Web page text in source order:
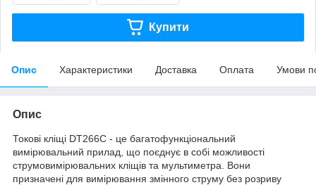
Купити
Опис Характеристики Доставка Оплата Умови
Опис
Токові кліщі DT266C - це багатофункціональний
вимірювальний прилад, що поєднує в собі можливості
струмовимірювальних кліщів та мультиметра. Вони
призначені для вимірювання змінного струму без розриву